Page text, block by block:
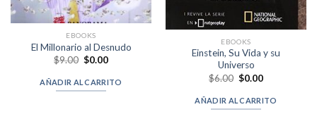
EBOOKS
El Millonario al Desnudo
$9.00 Original
was:
$9.00.
$0.00Current
is:
$0.00.
AÑADIR AL CARRITO
EBOOKS
Einstein, Su Vida y su
Universo
$6.00 Original
was:
$6.00.
$0.00Current
is:
$0.00.
AÑADIR AL CARRITO